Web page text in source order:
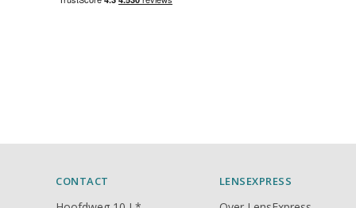
CONTACT LENSEXPRESS